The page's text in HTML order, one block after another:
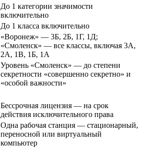
До 1 категории значимости
включительно
До 1 класса включительно
«Воронеж» — 3Б, 2Б, 1Г, 1Д;
«Смоленск» — все классы, включая 3А,
2А, 1В, 1Б, 1А
Уровень «Смоленск» — до степени
секретности «совершенно секретно» и
«особой важности»
Бессрочная лицензия — на срок
действия исключительного права
Одна рабочая станция — стационарный,
переносной или виртуальный
компьютер